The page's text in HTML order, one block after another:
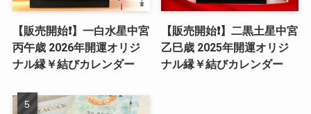
【販売開始❗️】一白水星中宮
丙午歳 2026年開運オリジ
ナル縁￥結びカレンダー
【販売開始❗️】二黒土星中宮
乙巳歳 2025年開運オリジ
ナル縁￥結びカレンダー